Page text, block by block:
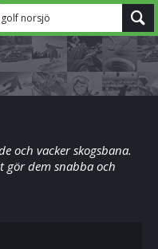
golf norsjö
och vacker skogsbana.
gör dem snabba och